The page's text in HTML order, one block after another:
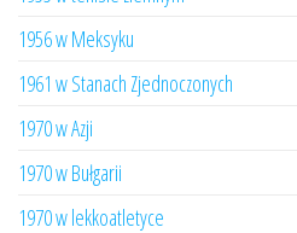
1956 w Meksyku
1961 w Stanach Zjednoczonych
1970 w Azji
1970 w Bułgarii
1970 w lekkoatletyce